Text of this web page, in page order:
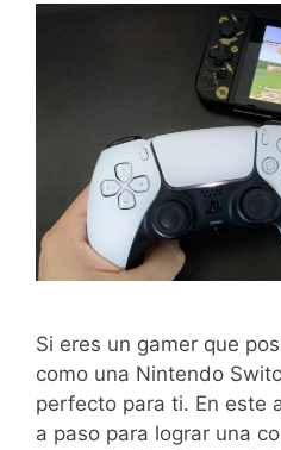
Si eres un gamer que
como una Nintendo
perfecto para ti. En este
a paso para lograr una